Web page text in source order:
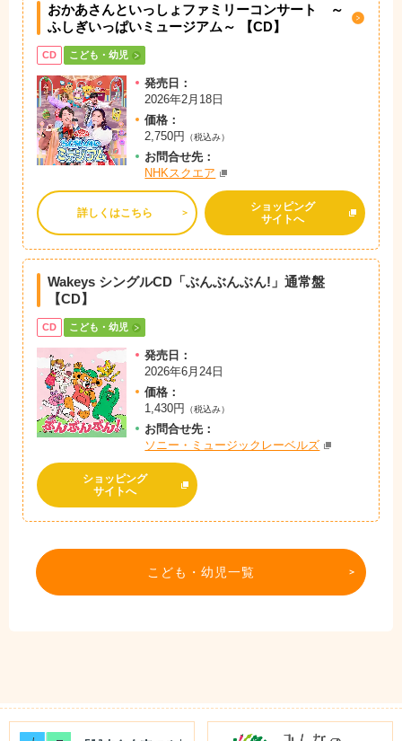
おかあさんといっしょファミリーコンサート ～
ふしぎいっぱいミュージアム～ 【CD】
CD こども・幼児
発売日：
2026年2月18日
価格：
2,750円
（税込み）
お問合せ先：
NHKスクエア
詳しくはこちら
ショッピング
サイトへ
Wakeys シングルCD「ぶんぶんぶん!」 通常盤
【CD】
CD こども・幼児
発売日：
2026年6月24日
価格：
1,430円
（税込み）
お問合せ先：
ソニー・ミュージックレーベルズ
ショッピング
サイトへ
こども・幼児一覧